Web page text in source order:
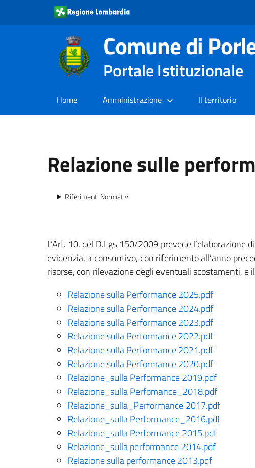
Comune di
Portale Istituzionale
Home Amministrazione Il territorio
Relazione sulle
Riferimenti Normativi
L’Art. 10. del D.Lgs 150/2009 prevede
evidenzia, a consuntivo, con riferimento all’anno
risorse, con rilevazione degli eventuali scostamenti, e
Relazione sulla Performance 2025.pdf
Relazione sulla Performance 2024.pdf
Relazione sulla Performance 2023.pdf
Relazione sulla Performance 2022.pdf
Relazione sulla Performance 2021.pdf
Relazione sulla Performance 2020.pdf
Relazione_sulla Performance 2019.pdf
Relazione_sulla Perfomance_2018.pdf
Relazione_sulla_Performance 2017.pdf
Relazione_sulla Performance_2016.pdf
Relazione_sulla Performance 2015.pdf
Relazione_sulla performance 2014.pdf
Relazione sulla performance 2013.pdf